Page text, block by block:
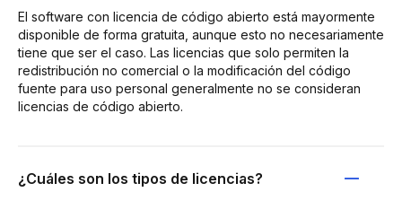
El software con licencia de código abierto está mayormente
disponible de forma gratuita, aunque esto no necesariamente
tiene que ser el caso. Las licencias que solo permiten la
redistribución no comercial o la modificación del código
fuente para uso personal generalmente no se consideran
licencias de código abierto.
¿Cuáles son los tipos de licencias?